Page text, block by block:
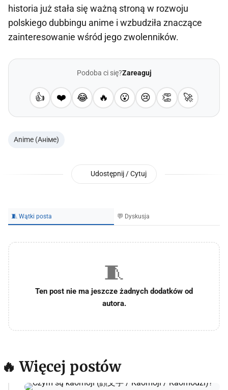
historia już stała się ważną stroną w rozwoju
polskiego dubbingu anime i wzbudziła znaczące
zainteresowanie wśród jego zwolenników.
Podoba ci się?Zareaguj
👍 ❤️ 😂 🔥 😮 😢 👏 🚀
Anime (Аніме)
Udostępnij / Cytuj
🧵 Wątki posta 💬 Dyskusja
🧵
Ten post nie ma jeszcze żadnych dodatków od
autora.
🔥 Więcej postów